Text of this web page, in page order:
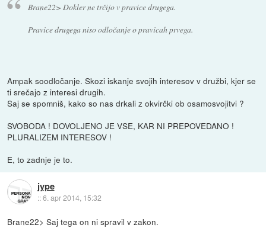
Brane22> Dokler ne trčijo v pravice drugega.
Pravice drugega niso odločanje o pravicah prvega.
Ampak soodločanje. Skozi iskanje svojih interesov v družbi, kjer se
ti srečajo z interesi drugih.
Saj se spomniš, kako so nas drkali z okvirčki ob osamosvojitvi ?
SVOBODA ! DOVOLJENO JE VSE, KAR NI PREPOVEDANO !
PLURALIZEM INTERESOV !
E, to zadnje je to.
jype
::6. apr 2014, 15:32
Brane22> Saj tega on ni spravil v zakon.